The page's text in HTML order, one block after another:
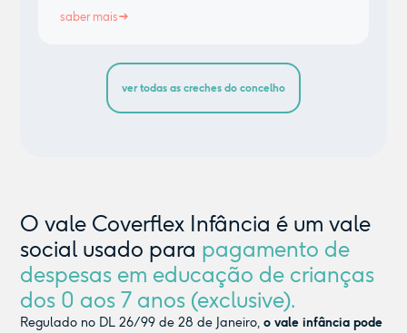
saber mais
ver todas as creches do concelho
O vale Coverflex Infância é um vale
social usado para pagamento de
despesas em educação de crianças
dos 0 aos 7 anos (exclusive).
Regulado no DL 26/99 de 28 de Janeiro,o vale infância pode